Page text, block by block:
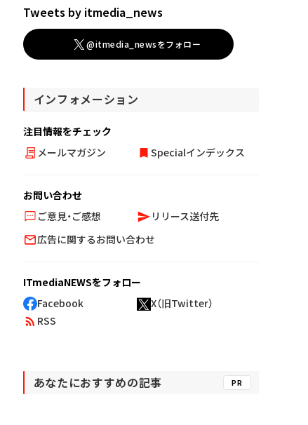
Tweets by itmedia_news
@itmedia_newsをフォロー
インフォメーション
注目情報をチェック
メールマガジン
Specialインデックス
お問い合わせ
ご意見・ご感想
リリース送付先
広告に関するお問い合わせ
ITmediaNEWSをフォロー
Facebook
X（旧Twitter）
RSS
あなたにおすすめの記事 PR